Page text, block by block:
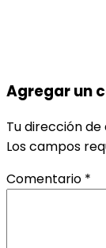
Agregar un
Tu dirección
Los campos
Comentario *